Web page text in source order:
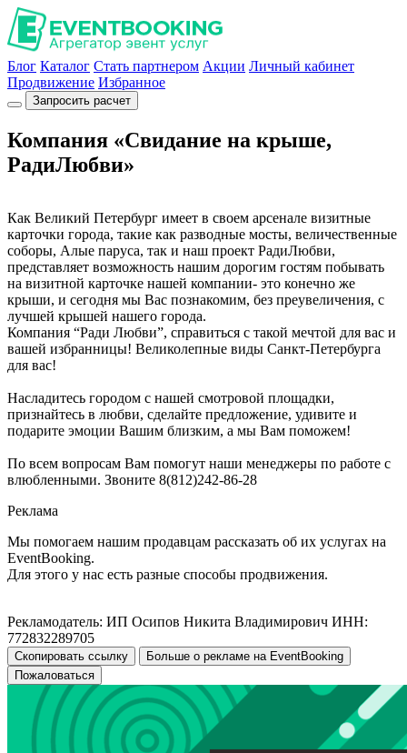
Блог Каталог Стать партнером Акции Личный кабинет
Продвижение Избранное
Запросить расчет
Компания «Свидание на крыше,
РадиЛюбви»
Как Великий Петербург имеет в своем арсенале визитные
карточки города, такие как разводные мосты, величественные
соборы, Алые паруса, так и наш проект РадиЛюбви,
представляет возможность нашим дорогим гостям побывать
на визитной карточке нашей компании- это конечно же
крыши, и сегодня мы Вас познакомим, без преувеличения, с
лучшей крышей нашего города.
Компания “Ради Любви”, справиться с такой мечтой для вас и
вашей избранницы! Великолепные виды Санкт-Петербурга
для вас!
Насладитесь городом с нашей смотровой площадки,
признайтесь в любви, сделайте предложение, удивите и
подарите эмоции Вашим близким, а мы Вам поможем!
По всем вопросам Вам помогут наши менеджеры по работе с
влюбленными. Звоните 8(812)242-86-28
Реклама
Мы помогаем нашим продавцам рассказать об их услугах на
EventBooking.
Для этого у нас есть разные способы продвижения.
Рекламодатель: ИП Осипов Никита Владимирович ИНН:
772832289705
Скопировать ссылку
Больше о рекламе на EventBooking
Пожаловаться